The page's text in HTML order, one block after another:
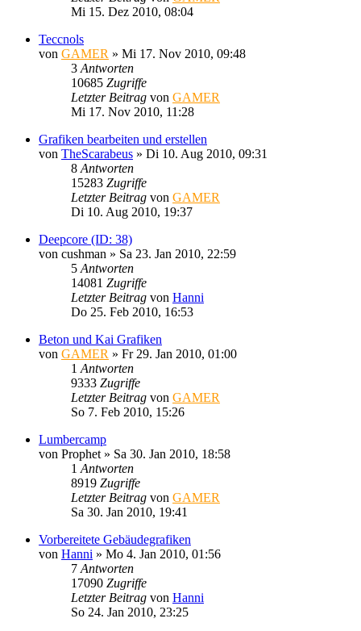
Mi 15. Dez 2010, 08:04
Teccnols
von GAMER » Mi 17. Nov 2010, 09:48
3 Antworten
10685 Zugriffe
Letzter Beitrag von GAMER
Mi 17. Nov 2010, 11:28
Grafiken bearbeiten und erstellen
von TheScarabeus » Di 10. Aug 2010, 09:31
8 Antworten
15283 Zugriffe
Letzter Beitrag von GAMER
Di 10. Aug 2010, 19:37
Deepcore (ID: 38)
von cushman » Sa 23. Jan 2010, 22:59
5 Antworten
14081 Zugriffe
Letzter Beitrag von Hanni
Do 25. Feb 2010, 16:53
Beton und Kai Grafiken
von GAMER » Fr 29. Jan 2010, 01:00
1 Antworten
9333 Zugriffe
Letzter Beitrag von GAMER
So 7. Feb 2010, 15:26
Lumbercamp
von Prophet » Sa 30. Jan 2010, 18:58
1 Antworten
8919 Zugriffe
Letzter Beitrag von GAMER
Sa 30. Jan 2010, 19:41
Vorbereitete Gebäudegrafiken
von Hanni » Mo 4. Jan 2010, 01:56
7 Antworten
17090 Zugriffe
Letzter Beitrag von Hanni
So 24. Jan 2010, 23:25